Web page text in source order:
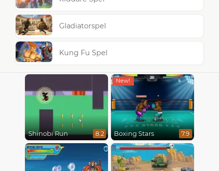
Gladiatorspel
Kung Fu Spel
Shinobi Run 8.2 Boxing Stars 7.9